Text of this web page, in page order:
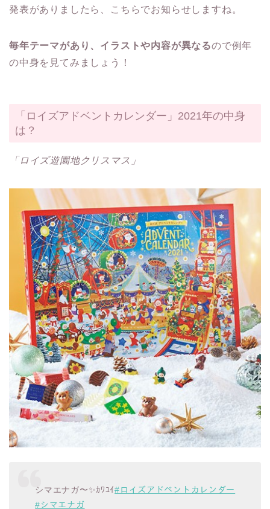
発表がありましたら、こちらでお知らせしますね。
毎年テーマがあり、イラストや内容が異なるので例年
の中身を見てみましょう！
「ロイズアドベントカレンダー」2021年の中身
は？
「ロイズ遊園地クリスマス」
シマエナガ〜✨ｶﾜﾕｲ#ロイズアドベントカレンダー
#シマエナガ